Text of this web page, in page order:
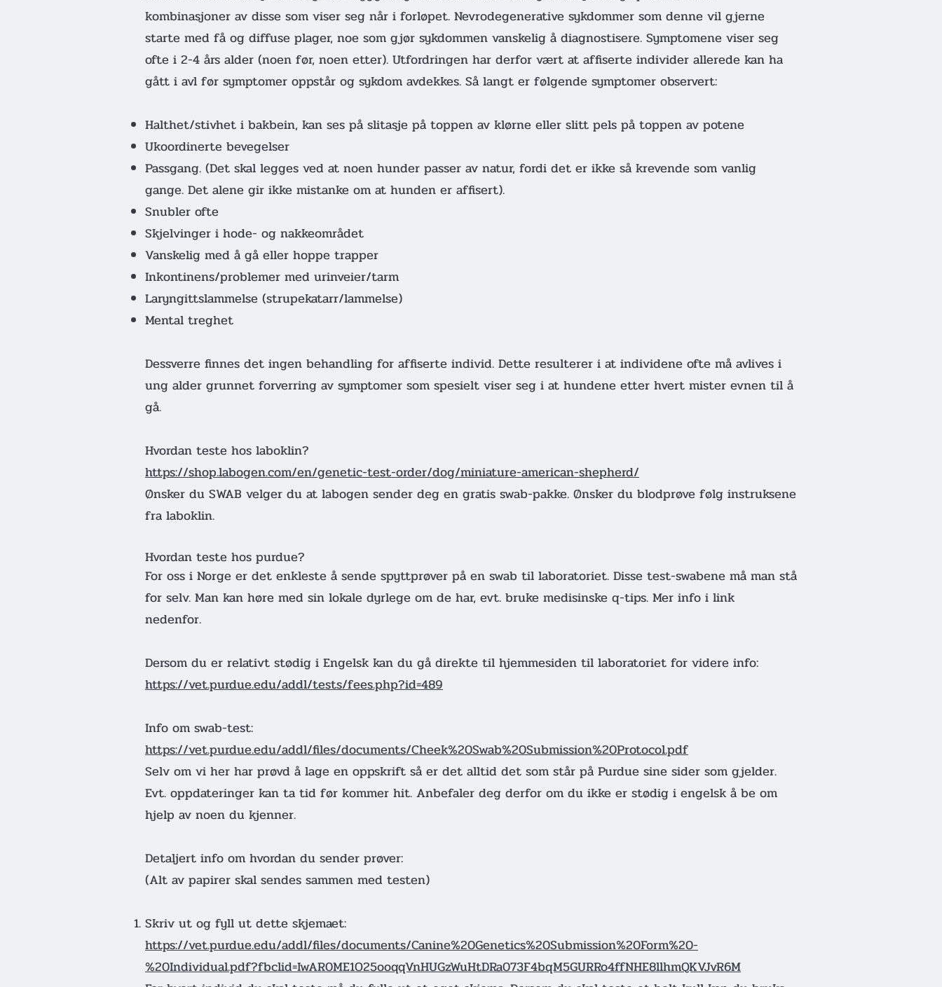
kombinasjoner av disse som viser seg når i forløpet. Nevrodegenerative sykdommer som denne vil gjerne
starte med få og diffuse plager, noe som gjør sykdommen vanskelig å diagnostisere. Symptomene viser seg
ofte i 2-4 års alder (noen før, noen etter). Utfordringen har derfor vært at affiserte individer allerede kan ha
gått i avl før symptomer oppstår og sykdom avdekkes. Så langt er følgende symptomer observert:
Halthet/stivhet i bakbein, kan ses på slitasje på toppen av klørne eller slitt pels på toppen av potene
Ukoordinerte bevegelser
Passgang. (Det skal legges ved at noen hunder passer av natur, fordi det er ikke så krevende som vanlig
gange. Det alene gir ikke mistanke om at hunden er affisert).
Snubler ofte
Skjelvinger i hode- og nakkeområdet
Vanskelig med å gå eller hoppe trapper
Inkontinens/problemer med urinveier/tarm
Laryngittslammelse (strupekatarr/lammelse)
Mental treghet
Dessverre finnes det ingen behandling for affiserte individ. Dette resulterer i at individene ofte må avlives i
ung alder grunnet forverring av symptomer som spesielt viser seg i at hundene etter hvert mister evnen til å
gå.
Hvordan teste hos laboklin?
https://shop.labogen.com/en/genetic-test-order/dog/miniature-american-shepherd/
Ønsker du SWAB velger du at labogen sender deg en gratis swab-pakke. Ønsker du blodprøve følg instruksene
fra laboklin.
Hvordan teste hos purdue?
For oss i Norge er det enkleste å sende spyttprøver på en swab til laboratoriet. Disse test-swabene må man stå
for selv. Man kan høre med sin lokale dyrlege om de har, evt. bruke medisinske q-tips. Mer info i link
nedenfor.
Dersom du er relativt stødig i Engelsk kan du gå direkte til hjemmesiden til laboratoriet for videre info:
https://vet.purdue.edu/addl/tests/fees.php?id=489
Info om swab-test:
https://vet.purdue.edu/addl/files/documents/Cheek%20Swab%20Submission%20Protocol.pdf
Selv om vi her har prøvd å lage en oppskrift så er det alltid det som står på Purdue sine sider som gjelder.
Evt. oppdateringer kan ta tid før kommer hit. Anbefaler deg derfor om du ikke er stødig i engelsk å be om
hjelp av noen du kjenner.
Detaljert info om hvordan du sender prøver:
(Alt av papirer skal sendes sammen med testen)
Skriv ut og fyll ut dette skjemaet:
https://vet.purdue.edu/addl/files/documents/Canine%20Genetics%20Submission%20Form%20-
%20Individual.pdf?fbclid=IwAR0ME1O25ooqqVnHUGzWuHtDRa073F4bqM5GURRo4ffNHE8llhmQKVJvR6M